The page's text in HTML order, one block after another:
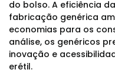
do bolso. A eficiência
fabricação genérica
economias para os
análise, os genéricos
inovação e
erétil.